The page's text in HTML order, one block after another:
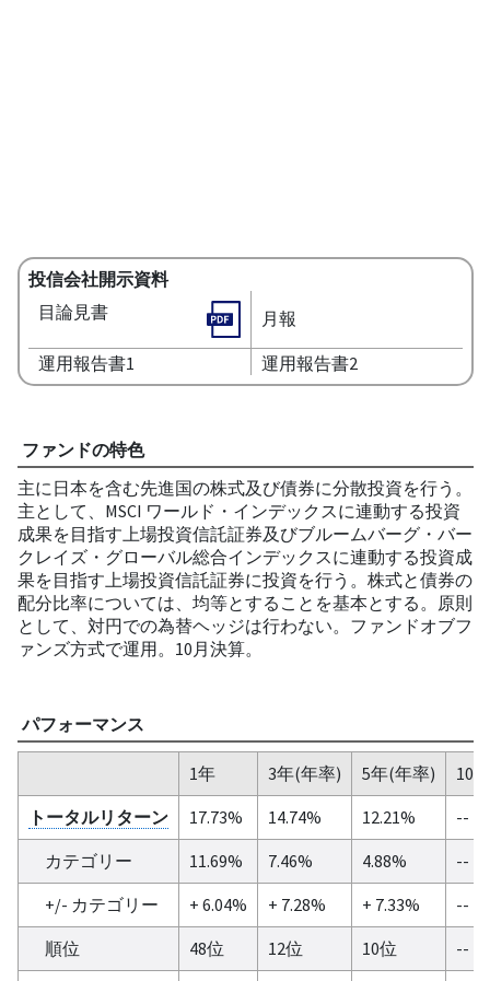
投信会社開示資料
目論見書
月報
運用報告書1 運用報告書2
ファンドの特色
主に日本を含む先進国の株式及び債券に分散投資を行う。
主として、MSCI ワールド・インデックスに連動する投資
成果を目指す上場投資信託証券及びブルームバーグ・バー
クレイズ・グローバル総合インデックスに連動する投資成
果を目指す上場投資信託証券に投資を行う。株式と債券の
配分比率については、均等とすることを基本とする。原則
として、対円での為替ヘッジは行わない。ファンドオブフ
ァンズ方式で運用。10月決算。
パフォーマンス
1年 3年(年率) 5年(年率)
10
トータルリターン
17.73% 14.74% 12.21%
--
カテゴリー
11.69% 7.46% 4.88%
--
+/- カテゴリー
+ 6.04% + 7.28% + 7.33%
--
順位
48位 12位 10位
--